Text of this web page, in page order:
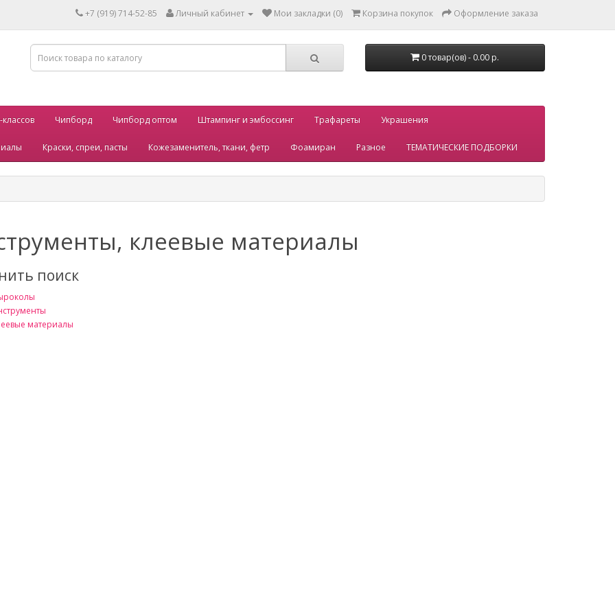
+7 (919) 714-52-85 Личный кабинет Мои закладки (0) Корзина покупок Оформление заказа
0 товар(ов) - 0.00 р.
Чипборд Чипборд оптом Штампинг и эмбоссинг Трафареты Украшения
Краски, спреи, пасты Кожезаменитель, ткани, фетр Фоамиран Разное ТЕМАТИЧЕСКИЕ ПОДБОРКИ
клеевые материалы
поиск
материалы